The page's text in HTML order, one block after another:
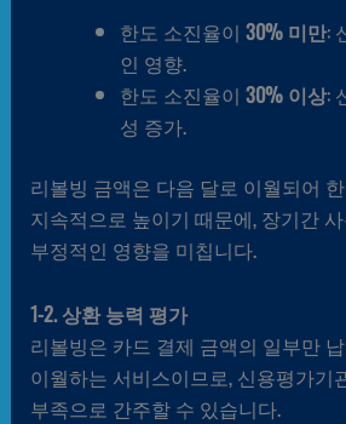
한도 소진율이30% 미만:
인 영향.
한도 소진율이30% 이상:
성 증가.
리볼빙 금액은 다음 달로 이월되어
지속적으로 높이기 때문에, 장기간
부정적인 영향을 미칩니다.
1-2. 상환 능력 평가
리볼빙은 카드 결제 금액의 일부만
이월하는 서비스이므로, 신용평가기
부족으로 간주할 수 있습니다.